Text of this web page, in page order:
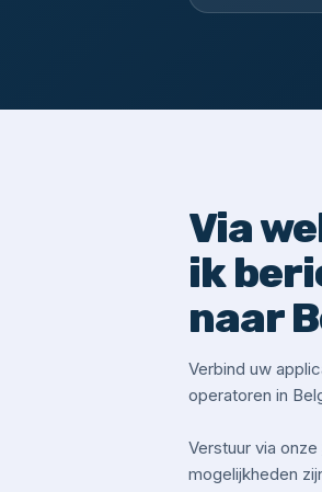
Via
ik
naar
Verbind uw
operatoren in
Verstuur via onze
mogelijkheden